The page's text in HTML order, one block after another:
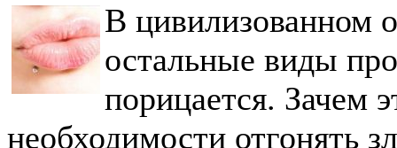
В цивилизованном
остальные виды
порицается. Зачем
необходимости отгонять